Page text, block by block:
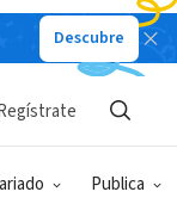
Descubre
Publica